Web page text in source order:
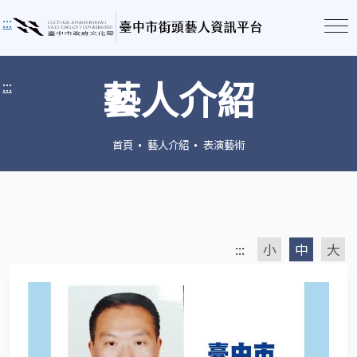
:::
::: 藝人介紹
首頁 藝人介紹 表演藝術
::: 小 中 大